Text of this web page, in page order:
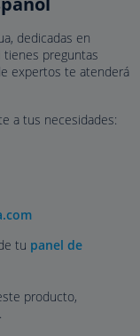
dedicadas en
tienes preguntas
expertos te atenderá
a tus necesidades:
tu panel de
producto,
.